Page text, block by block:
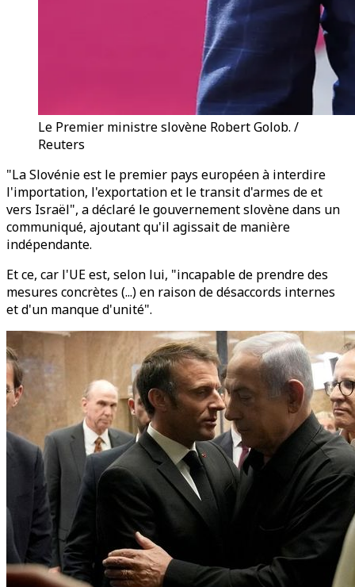
Le Premier ministre slovène Robert Golob. /
Reuters
"La Slovénie est le premier pays européen à interdire
l'importation, l'exportation et le transit d'armes de et
vers Israël", a déclaré le gouvernement slovène dans un
communiqué, ajoutant qu'il agissait de manière
indépendante.
Et ce, car l'UE est, selon lui, "incapable de prendre des
mesures concrètes (...) en raison de désaccords internes
et d'un manque d'unité".